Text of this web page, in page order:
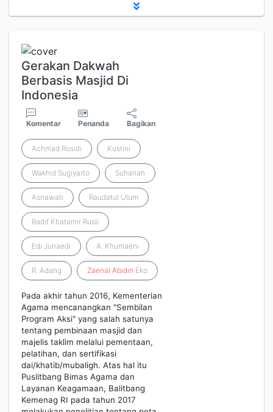
Gerakan Dakwah
Berbasis Masjid Di
Indonesia
Komentar Penanda Bagikan
Achmad Rosidi Kustini
Wakhid Sugiyarto Suhanah
Asnawati Raudatul Ulum
Radif Khatamir Rusli
Edi Junaedi A. Khumaeni
R. Adang Zaenal Abidin Eko
Pada akhir tahun 2016, Kementerian
Agama mencanangkan "Sembilan
Program Aksi" yang salah satunya
tentang pembinaan masjid dan
majelis taklim melalui pementaan,
pelatihan, dan sertifikasi
dai/khatib/mubaligh. Atas hal itu
Puslitbang Bimas Agama dan
Layanan Keagamaan, Balitbang
Kemenag RI pada tahun 2017